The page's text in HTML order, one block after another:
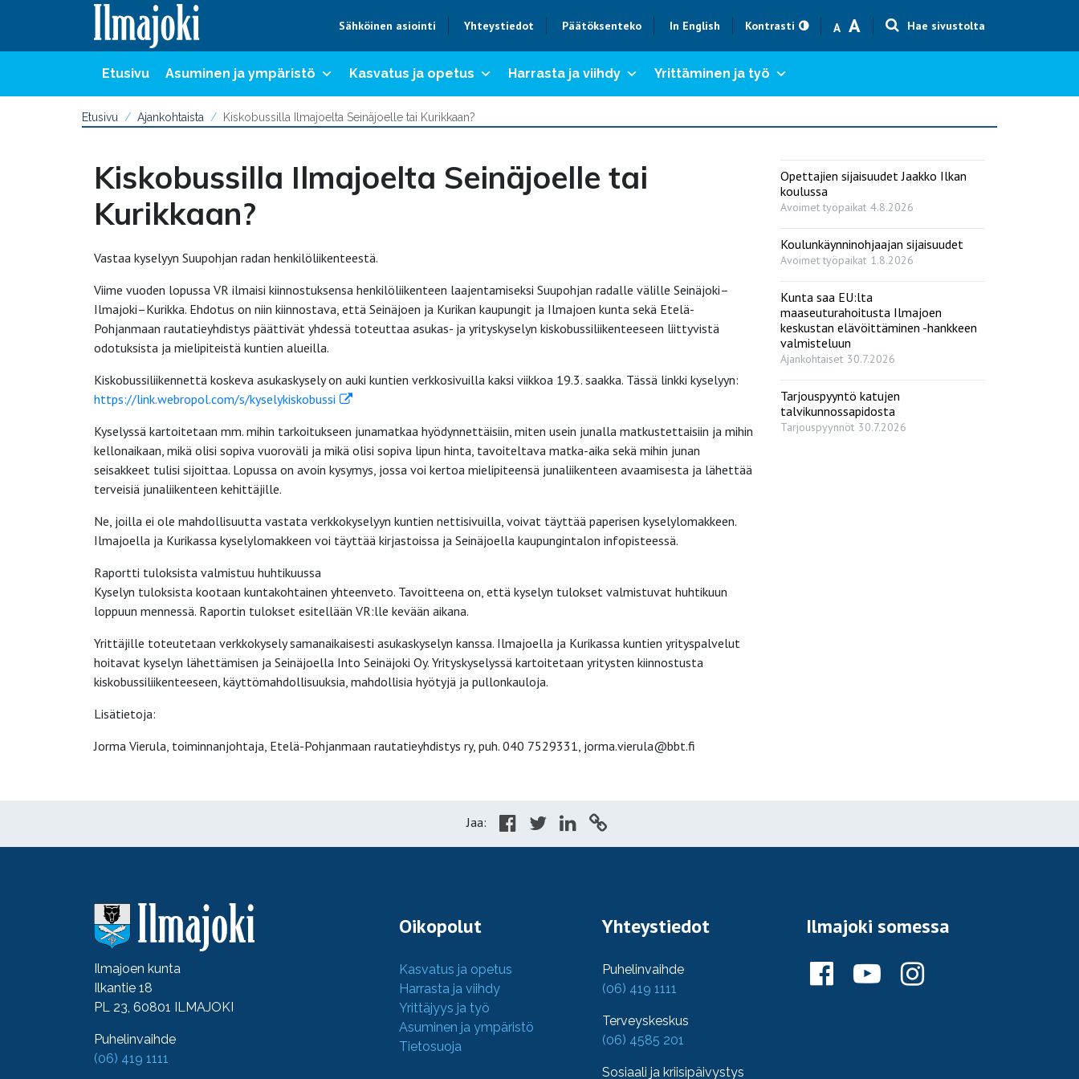
Sähköinen asiointi Yhteystiedot Päätöksenteko In English Kontrasti A
Text size smaller
AText size bigger
Hae sivustolta
Etusivu Asuminen ja ympäristö Kasvatus ja opetus Harrasta ja viihdy Yrittäminen ja työ
Etusivu Ajankohtaista Kiskobussilla Ilmajoelta Seinäjoelle tai Kurikkaan?
Kiskobussilla Ilmajoelta Seinäjoelle tai
Kurikkaan?
Vastaa kyselyyn Suupohjan radan henkilöliikenteestä.
Viime vuoden lopussa VR ilmaisi kiinnostuksensa henkilöliikenteen laajentamiseksi Suupohjan radalle välille Seinäjoki–
Ilmajoki–Kurikka. Ehdotus on niin kiinnostava, että Seinäjoen ja Kurikan kaupungit ja Ilmajoen kunta sekä Etelä-
Pohjanmaan rautatieyhdistys päättivät yhdessä toteuttaa asukas- ja yrityskyselyn kiskobussiliikenteeseen liittyvistä
odotuksista ja mielipiteistä kuntien alueilla.
Kiskobussiliikennettä koskeva asukaskysely on auki kuntien verkkosivuilla kaksi viikkoa 19.3. saakka. Tässä linkki kyselyyn:
https://link.webropol.com/s/kyselykiskobussi
Kyselyssä kartoitetaan mm. mihin tarkoitukseen junamatkaa hyödynnettäisiin, miten usein junalla matkustettaisiin ja mihin
kellonaikaan, mikä olisi sopiva vuoroväli ja mikä olisi sopiva lipun hinta, tavoiteltava matka-aika sekä mihin junan
seisakkeet tulisi sijoittaa. Lopussa on avoin kysymys, jossa voi kertoa mielipiteensä junaliikenteen avaamisesta ja lähettää
terveisiä junaliikenteen kehittäjille.
Ne, joilla ei ole mahdollisuutta vastata verkkokyselyyn kuntien nettisivuilla, voivat täyttää paperisen kyselylomakkeen.
Ilmajoella ja Kurikassa kyselylomakkeen voi täyttää kirjastoissa ja Seinäjoella kaupungintalon infopisteessä.
Raportti tuloksista valmistuu huhtikuussa
Kyselyn tuloksista kootaan kuntakohtainen yhteenveto. Tavoitteena on, että kyselyn tulokset valmistuvat huhtikuun
loppuun mennessä. Raportin tulokset esitellään VR:lle kevään aikana.
Yrittäjille toteutetaan verkkokysely samanaikaisesti asukaskyselyn kanssa. Ilmajoella ja Kurikassa kuntien yrityspalvelut
hoitavat kyselyn lähettämisen ja Seinäjoella Into Seinäjoki Oy. Yrityskyselyssä kartoitetaan yritysten kiinnostusta
kiskobussiliikenteeseen, käyttömahdollisuuksia, mahdollisia hyötyjä ja pullonkauloja.
Lisätietoja:
Jorma Vierula, toiminnanjohtaja, Etelä-Pohjanmaan rautatieyhdistys ry, puh. 040 7529331, jorma.vierula@bbt.fi
Opettajien sijaisuudet Jaakko Ilkan
koulussa
Avoimet työpaikat 4.8.2026
Koulunkäynninohjaajan sijaisuudet
Avoimet työpaikat 1.8.2026
Kunta saa EU:lta
maaseuturahoitusta Ilmajoen
keskustan elävöittäminen -hankkeen
valmisteluun
Ajankohtaiset 30.7.2026
Tarjouspyyntö katujen
talvikunnossapidosta
Tarjouspyynnöt 30.7.2026
Jaa:
Ilmajoen kunta
Ilkantie 18
PL 23, 60801 ILMAJOKI
Puhelinvaihde
(06) 419 1111
Oikopolut
Kasvatus ja opetus
Harrasta ja viihdy
Yrittäjyys ja työ
Asuminen ja ympäristö
Tietosuoja
Yhteystiedot
Puhelinvaihde
(06) 419 1111
Terveyskeskus
(06) 4585 201
Sosiaali ja kriisipäivystys
Ilmajoki somessa